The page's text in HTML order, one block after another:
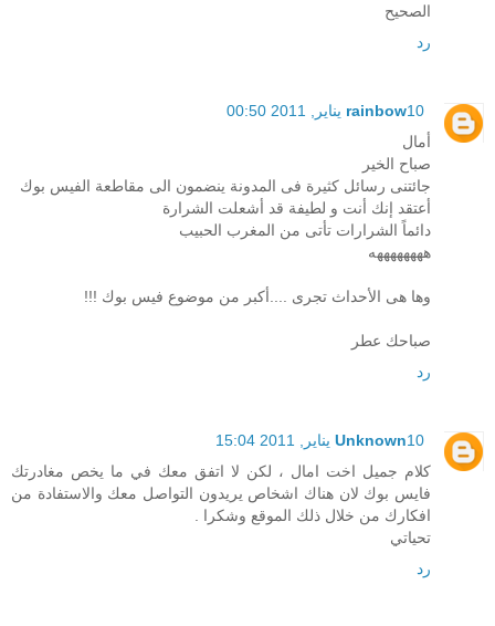
الصحيح
رد
rainbow10 يناير, 2011 00:50
أمال
صباح الخير
جائتنى رسائل كثيرة فى المدونة ينضمون الى مقاطعة الفيس بوك
أعتقد إنك أنت و لطيفة قد أشعلت الشرارة
دائماً الشرارات تأتى من المغرب الحبيب
ههههههههه
وها هى الأحداث تجرى ....أكبر من موضوع فيس بوك !!!
صباحك عطر
رد
Unknown10 يناير, 2011 15:04
كلام جميل اخت امال ، لكن لا اتفق معك في ما يخص مغادرتك
فايس بوك لان هناك اشخاص يريدون التواصل معك والاستفادة من
افكارك من خلال ذلك الموقع وشكرا .
تحياتي
رد